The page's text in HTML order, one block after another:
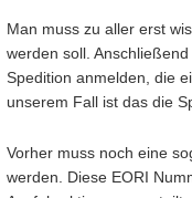
Man muss zu aller erst
werden soll.
Spedition anmelden, die
unserem Fall ist das die
Vorher muss noch eine
werden. Diese EORI